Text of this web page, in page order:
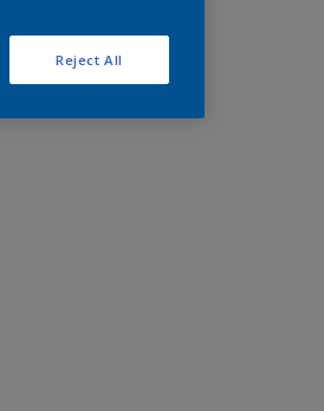
Reject All